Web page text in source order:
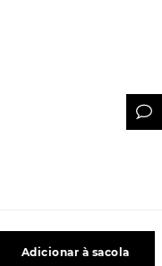
Adicionar à sacola